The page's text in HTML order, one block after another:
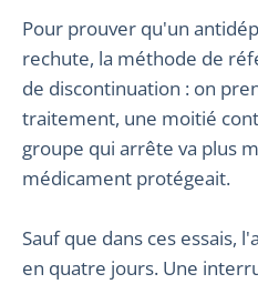
Pour prouver qu'un antidépresseur protège de la
rechute, la méthode de
de discontinuation : on
traitement, une moitié
groupe qui arrête va plus
médicament protégeait.
Sauf que dans ces essais,
en quatre jours. Une